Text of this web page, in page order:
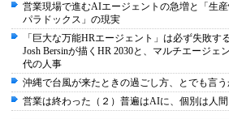
営業現場で進むAIエージェントの急増と「生
パラドックス」の現実
「巨大な万能HRエージェント」は必ず失敗す
Josh Bersinが描くHR 2030と、マルチエージェ
代の人事
沖縄で台風が来たときの過ごし方、とでも言
営業は終わった（２）普遍はAIに、個別は人